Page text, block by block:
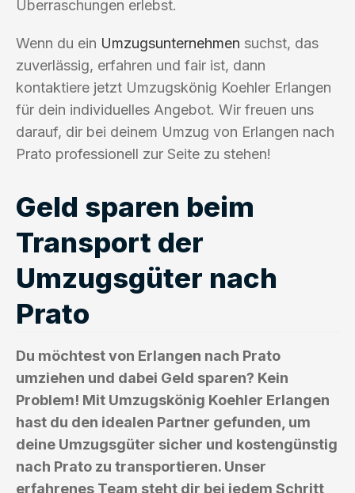
Überraschungen erlebst.
Wenn du ein Umzugsunternehmen suchst, das
zuverlässig, erfahren und fair ist, dann
kontaktiere jetzt Umzugskönig Koehler Erlangen
für dein individuelles Angebot. Wir freuen uns
darauf, dir bei deinem Umzug von Erlangen nach
Prato professionell zur Seite zu stehen!
Geld sparen beim
Transport der
Umzugsgüter nach
Prato
Du möchtest von Erlangen nach Prato
umziehen und dabei Geld sparen? Kein
Problem! Mit Umzugskönig Koehler Erlangen
hast du den idealen Partner gefunden, um
deine Umzugsgüter sicher und kostengünstig
nach Prato zu transportieren. Unser
erfahrenes Team steht dir bei jedem Schritt